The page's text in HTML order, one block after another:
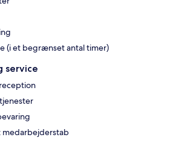
(i et begrænset antal timer)
service
medarbejderstab